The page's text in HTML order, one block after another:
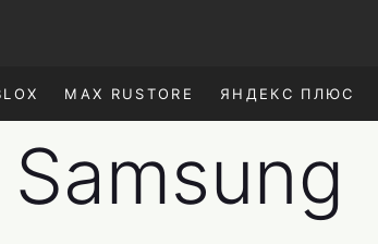
MAX RUSTORE ЯНДЕКС ПЛЮС